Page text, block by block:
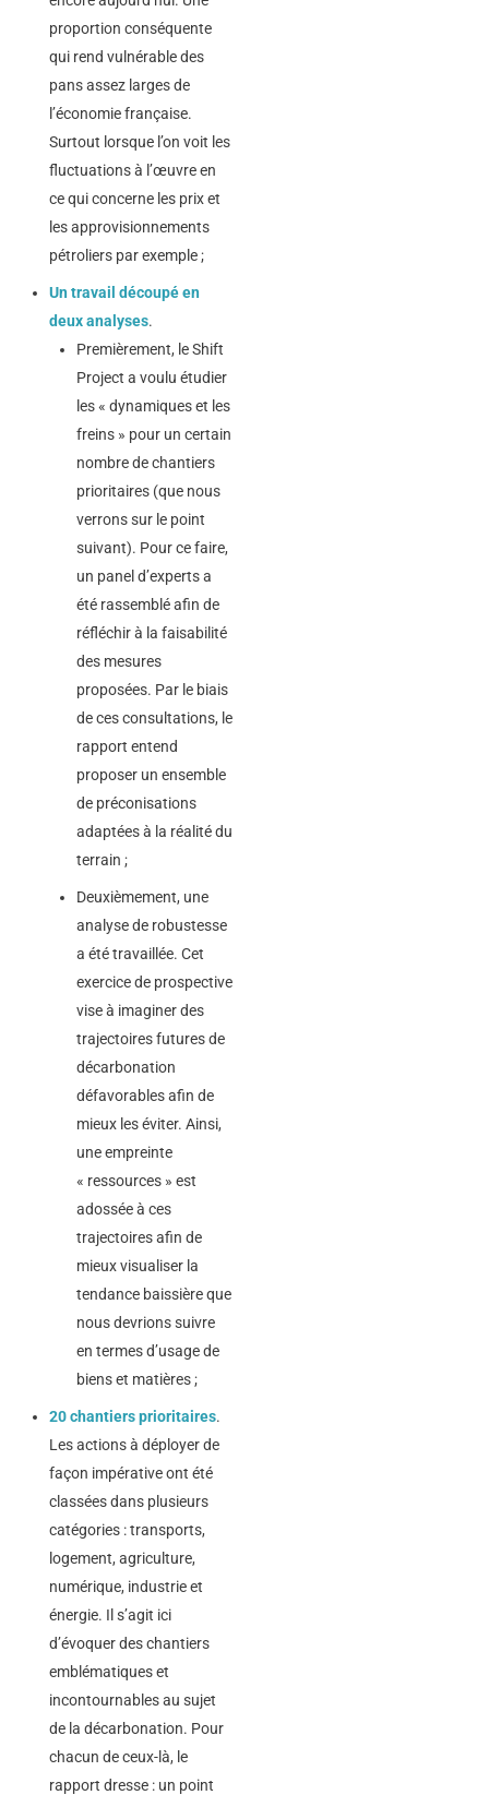
proportion conséquente
qui rend vulnérable des
pans assez larges de
l’économie française.
Surtout lorsque l’on voit les
fluctuations à l’œuvre en
ce qui concerne les prix et
les approvisionnements
pétroliers par exemple ;
Un travail découpé en
deux analyses.
Premièrement, le Shift
Project a voulu étudier
les « dynamiques et les
freins » pour un certain
nombre de chantiers
prioritaires (que nous
verrons sur le point
suivant). Pour ce faire,
un panel d’experts a
été rassemblé afin de
réfléchir à la faisabilité
des mesures
proposées. Par le biais
de ces consultations, le
rapport entend
proposer un ensemble
de préconisations
adaptées à la réalité du
terrain ;
Deuxièmement, une
analyse de robustesse
a été travaillée. Cet
exercice de prospective
vise à imaginer des
trajectoires futures de
décarbonation
défavorables afin de
mieux les éviter. Ainsi,
une empreinte
« ressources » est
adossée à ces
trajectoires afin de
mieux visualiser la
tendance baissière que
nous devrions suivre
en termes d’usage de
biens et matières ;
20 chantiers prioritaires.
Les actions à déployer de
façon impérative ont été
classées dans plusieurs
catégories : transports,
logement, agriculture,
numérique, industrie et
énergie. Il s’agit ici
d’évoquer des chantiers
emblématiques et
incontournables au sujet
de la décarbonation. Pour
chacun de ceux-là, le
rapport dresse : un point